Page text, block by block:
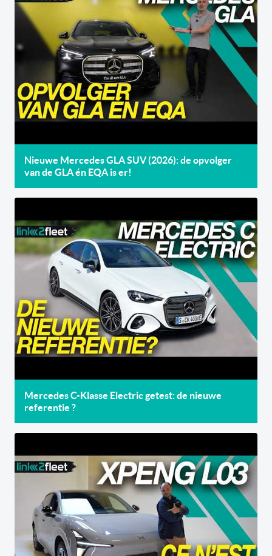
Nieuwe Mercedes GLA SUV (2026): de opvolger
van de GLA én EQA is er!
Mercedes C-Klasse Electric getest: de nieuwe
referentie ?